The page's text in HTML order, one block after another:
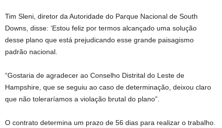
Tim Sleni, diretor da Autoridade do Parque Nacional de South
Downs, disse: ‘Estou feliz por termos alcançado uma solução
desse plano que está prejudicando esse grande paisagismo
padrão nacional.
“Gostaria de agradecer ao Conselho Distrital do Leste de
Hampshire, que se seguiu ao caso de determinação, deixou claro
que não toleraríamos a violação brutal do plano”.
O contrato determina um prazo de 56 dias para realizar o trabalho.